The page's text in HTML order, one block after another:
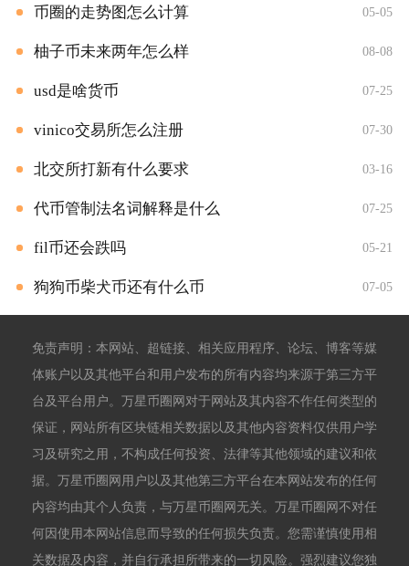
币圈的走势图怎么计算 05-05
柚子币未来两年怎么样 08-08
usd是啥货币 07-25
vinico交易所怎么注册 07-30
北交所打新有什么要求 03-16
代币管制法名词解释是什么 07-25
fil币还会跌吗 05-21
狗狗币柴犬币还有什么币 07-05
免责声明：本网站、超链接、相关应用程序、论坛、博客等媒
体账户以及其他平台和用户发布的所有内容均来源于第三方平
台及平台用户。万星币圈网对于网站及其内容不作任何类型的
保证，网站所有区块链相关数据以及其他内容资料仅供用户学
习及研究之用，不构成任何投资、法律等其他领域的建议和依
据。万星币圈网用户以及其他第三方平台在本网站发布的任何
内容均由其个人负责，与万星币圈网无关。万星币圈网不对任
何因使用本网站信息而导致的任何损失负责。您需谨慎使用相
关数据及内容，并自行承担所带来的一切风险。强烈建议您独